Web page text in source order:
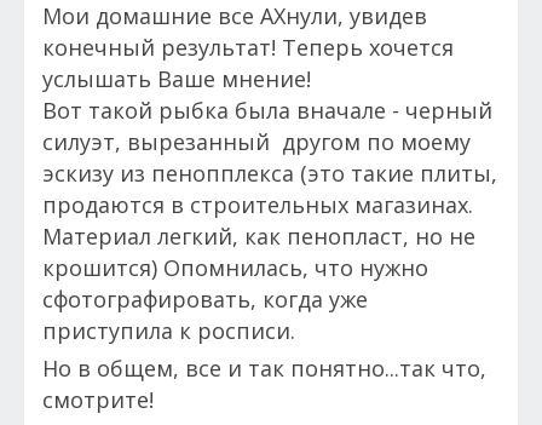
Мои домашние все АХнули, увидев
конечный результат! Теперь хочется
услышать Ваше мнение!
Вот такой рыбка была вначале - черный
силуэт, вырезанный другом по моему
эскизу из пенопплекса (это такие плиты,
продаются в строительных магазинах.
Материал легкий, как пенопласт, но не
крошится) Опомнилась, что нужно
сфотографировать, когда уже
приступила к росписи.
Но в общем, все и так понятно...так что,
смотрите!